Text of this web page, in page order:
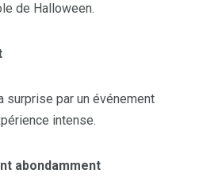
de Halloween.
surprise par un événement
intense.
abondamment